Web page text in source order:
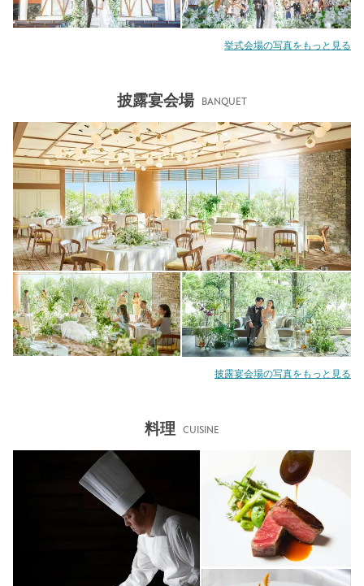
挙式会場の写真をもっと見る
披露宴会場 BANQUET
披露宴会場の写真をもっと見る
料理 CUISINE